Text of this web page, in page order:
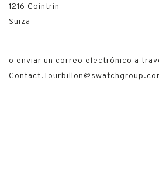
1216 Cointrin
Suiza
o enviar un correo electrónico a